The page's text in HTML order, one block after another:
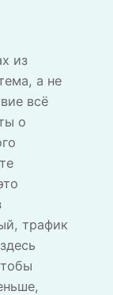
из
а не
всё
о
трафик